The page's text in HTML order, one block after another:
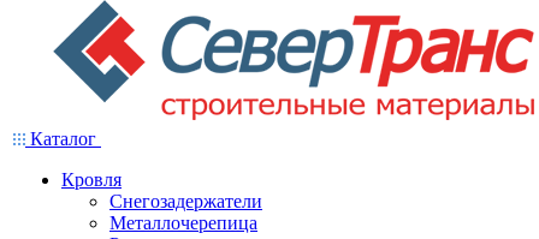
Каталог
Кровля
Снегозадержатели
Металлочерепица